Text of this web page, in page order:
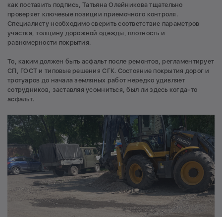
как поставить подпись, Татьяна Олейникова тщательно
проверяет ключевые позиции приемочного контроля.
Специалисту необходимо сверить соответствие параметров
участка, толщину дорожной одежды, плотность и
равномерности покрытия.
То, каким должен быть асфальт после ремонтов, регламентирует
СП, ГОСТ и типовые решения СГК. Состояние покрытия дорог и
тротуаров до начала земляных работ нередко удивляет
сотрудников, заставляя усомниться, был ли здесь когда-то
асфальт.